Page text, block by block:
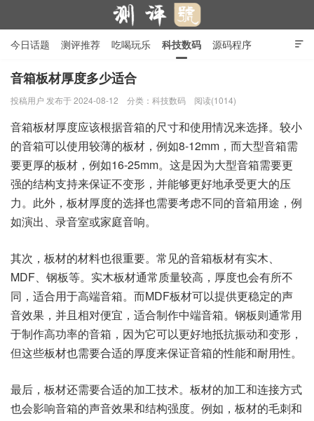

今日话题 测评推荐 吃喝玩乐 科技数码 源码程序
行业产品 在线投稿 隐私政策
音箱板材厚度多少适合
投稿用户 发布于 2024-08-12 分类： 科技数码 阅读(1014)
音箱板材厚度应该根据音箱的尺寸和使用情况来选择。较小
的音箱可以使用较薄的板材，例如8-12mm，而大型音箱需
要更厚的板材，例如16-25mm。这是因为大型音箱需要更
强的结构支持来保证不变形，并能够更好地承受更大的压
力。此外，板材厚度的选择也需要考虑不同的音箱用途，例
如演出、录音室或家庭音响。
其次，板材的材料也很重要。常见的音箱板材有实木、
MDF、钢板等。实木板材通常质量较高，厚度也会有所不
同，适合用于高端音箱。而MDF板材可以提供更稳定的声
音效果，并且相对便宜，适合制作中端音箱。钢板则通常用
于制作高功率的音箱，因为它可以更好地抵抗振动和变形，
但这些板材也需要合适的厚度来保证音箱的性能和耐用性。
最后，板材还需要合适的加工技术。板材的加工和连接方式
也会影响音箱的声音效果和结构强度。例如，板材的毛刺和